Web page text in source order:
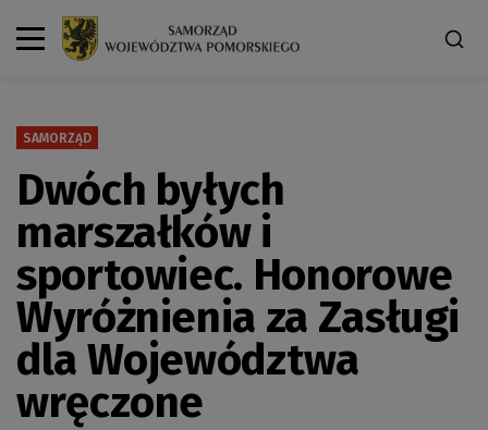
SAMORZĄD
Dwóch byłych
marszałków i
sportowiec. Honorowe
Wyróżnienia za Zasługi
dla Województwa
wręczone